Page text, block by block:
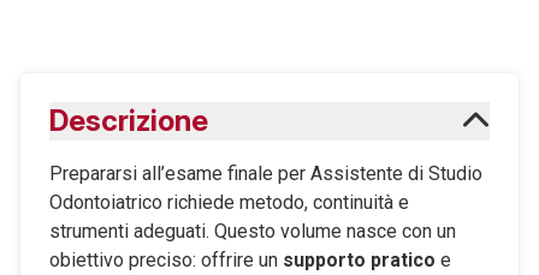
Maggiori informazioni sugli eBook
Descrizione
Prepararsi all’esame finale per Assistente di Studio
Odontoiatrico richiede metodo, continuità e
strumenti adeguati. Questo volume nasce con un
obiettivo preciso: offrire un supporto pratico e